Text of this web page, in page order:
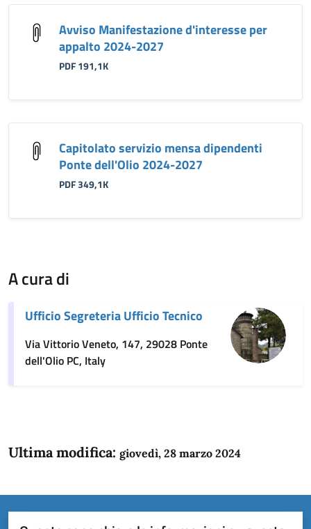
Avviso Manifestazione d'interesse per
appalto 2024-2027
PDF 191,1K
Capitolato servizio mensa dipendenti
Ponte dell'Olio 2024-2027
PDF 349,1K
A cura di
Ufficio Segreteria Ufficio Tecnico
Via Vittorio Veneto, 147, 29028 Ponte
dell'Olio PC, Italy
Ultima modifica: giovedì, 28 marzo 2024